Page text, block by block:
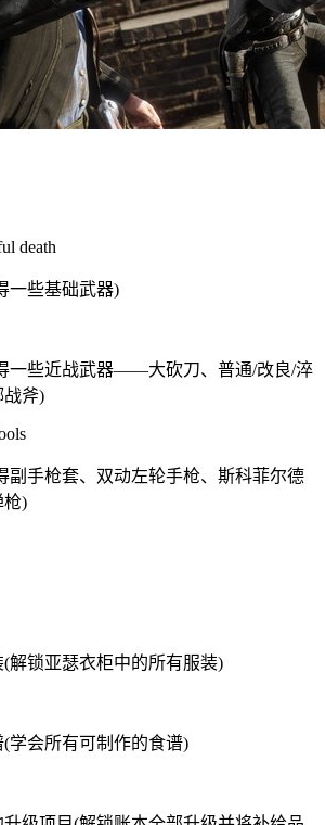
death
一些基础武器)
一些近战武器——大砍刀、普通/改良/淬
战斧)
副手枪套、双动左轮手枪、斯科菲尔德
枪)
解锁亚瑟衣柜中的所有服装)
学会所有可制作的食谱)